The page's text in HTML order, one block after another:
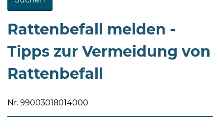
Uhr
DoRattenbefall melden -
Tipps zur Vermeidung von
Rattenbefall
Nr. 99003018014000